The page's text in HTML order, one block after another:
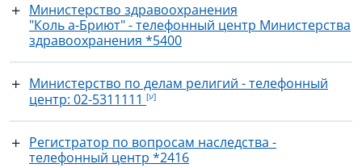
Министерство здравоохранения
"Коль а-Бриют" - телефонный центр Министерства
здравоохранения *5400
Министерство по делам религий - телефонный
центр: ‎02-5311111
Регистратор по вопросам наследства -
телефонный центр *2416